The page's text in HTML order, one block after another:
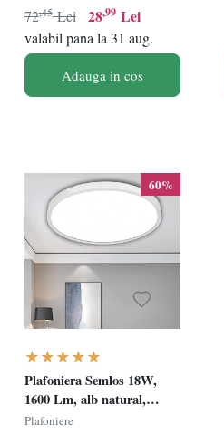
28,99 Lei
72,45 Lei
valabil pana la 31 aug.
Adauga in cos
60%
Plafoniera Semlos 18W,
1600 Lm, alb natural,
4000K, plastic, 23 x 2.4 cm
Plafoniere